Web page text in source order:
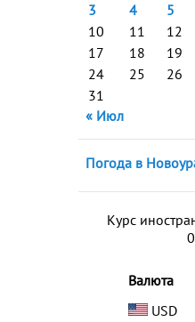
3
4 5
10
11 12
17
18 19
24
25 26
31
« Июл
Погода в
Курс
Валюта
USD